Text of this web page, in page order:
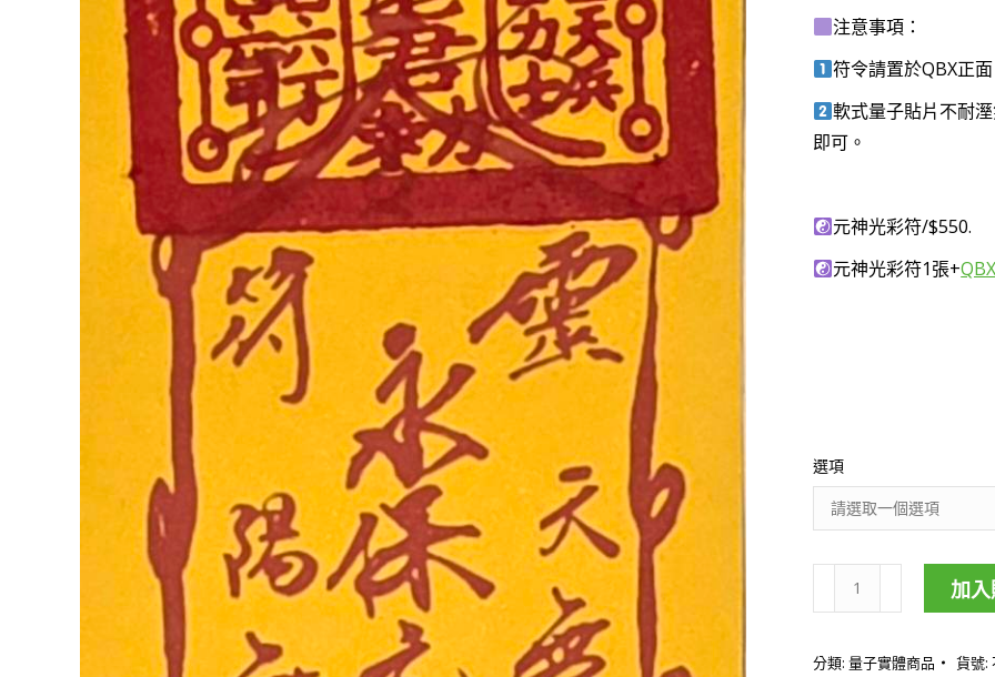
注意事項：
符令請置於QBX正
軟式量子貼片不耐
即可。
元神光彩符/$550.
元神光彩符1張+
選項
元
光
加
分類: 量子實體商品 貨號: